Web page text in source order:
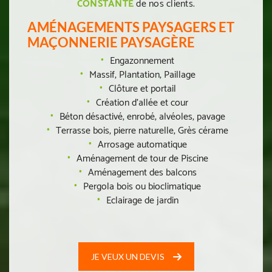
CONSTANTEde nos clients.
AMÉNAGEMENTS PAYSAGERS ET
MAÇONNERIE PAYSAGÈRE
Engazonnement
Massif, Plantation, Paillage
Clôture et portail
Création d’allée et cour
Béton désactivé, enrobé, alvéoles, pavage
Terrasse bois, pierre naturelle, Grès cérame
Arrosage automatique
Aménagement de tour de Piscine
Aménagement des balcons
Pergola bois ou bioclimatique
Eclairage de jardin
JE VEUX UN DEVIS